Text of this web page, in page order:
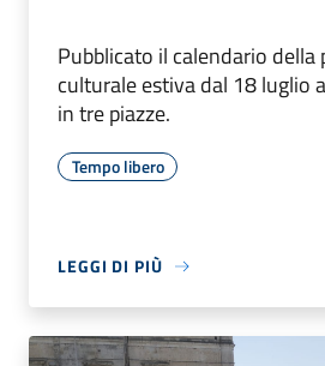
Pubblicato il calendario
culturale estiva dal 18 luglio
in tre piazze.
Tempo libero
LEGGI DI PIÙ